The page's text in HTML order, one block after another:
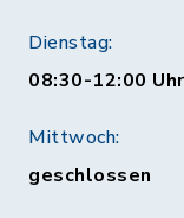
Dienstag:
08:30-12:00 Uhr
Mittwoch:
geschlossen